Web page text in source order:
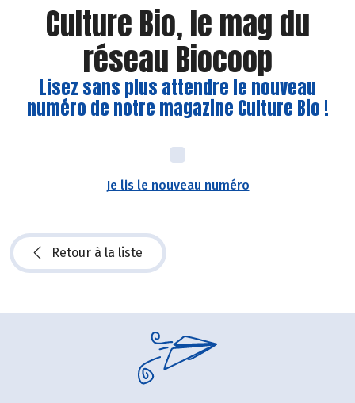
Culture Bio, le mag du
réseau Biocoop
Lisez sans plus attendre le nouveau
numéro de notre magazine Culture Bio !
Je lis le nouveau numéro
Retour à la liste